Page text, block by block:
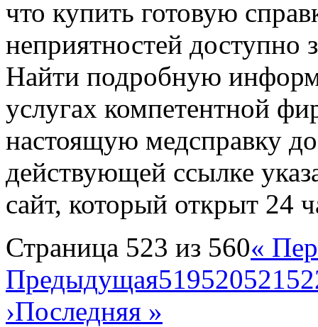
что купить готовую
неприятностей доступно
Найти подробную
услугах компетентной
настоящую медсправку
действующей ссылке
сайт, который открыт 24
Страница 523 из 560«
Предыдущая519520521
›Последняя »